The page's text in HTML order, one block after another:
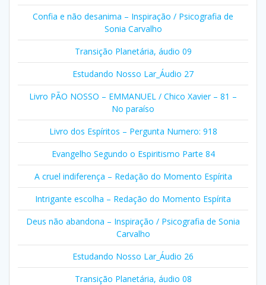
Confia e não desanima – Inspiração / Psicografia de
Sonia Carvalho
Transição Planetária, áudio 09
Estudando Nosso Lar_Áudio 27
Livro PÃO NOSSO – EMMANUEL / Chico Xavier – 81 –
No paraíso
Livro dos Espíritos – Pergunta Numero: 918
Evangelho Segundo o Espiritismo Parte 84
A cruel indiferença – Redação do Momento Espírita
Intrigante escolha – Redação do Momento Espírita
Deus não abandona – Inspiração / Psicografia de Sonia
Carvalho
Estudando Nosso Lar_Áudio 26
Transição Planetária, áudio 08